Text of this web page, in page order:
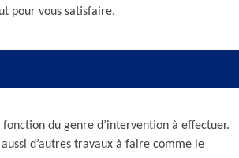
pour vous satisfaire.
du genre d’intervention à effectuer.
d’autres travaux à faire comme le